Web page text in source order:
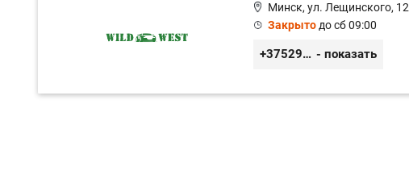
Минск, ул. Лещинского, 12
Закрытодо сб 09:00
+375296571100 - показать